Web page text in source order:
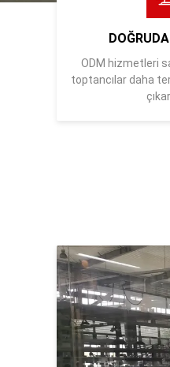
ODM hizmetleri
toptancılar daha